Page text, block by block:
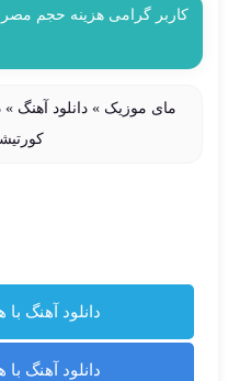
کاربر گرامی هزینه حجم
مای موزیک » دانلود آهنگ »
دانلود آهنگ با
دانلود آهنگ با